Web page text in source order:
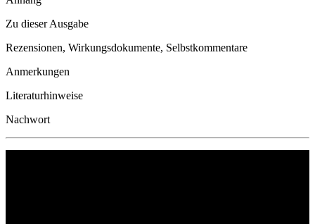
Zu dieser Ausgabe
Rezensionen, Wirkungsdokumente, Selbstkommentare
Anmerkungen
Literaturhinweise
Nachwort